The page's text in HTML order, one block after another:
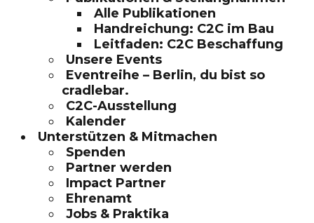
Alle Publikationen
Handreichung: C2C im Bau
Leitfaden: C2C Beschaffung
Unsere Events
Eventreihe – Berlin, du bist so
cradlebar.
C2C-Ausstellung
Kalender
Unterstützen & Mitmachen
Spenden
Partner werden
Impact Partner
Ehrenamt
Jobs & Praktika